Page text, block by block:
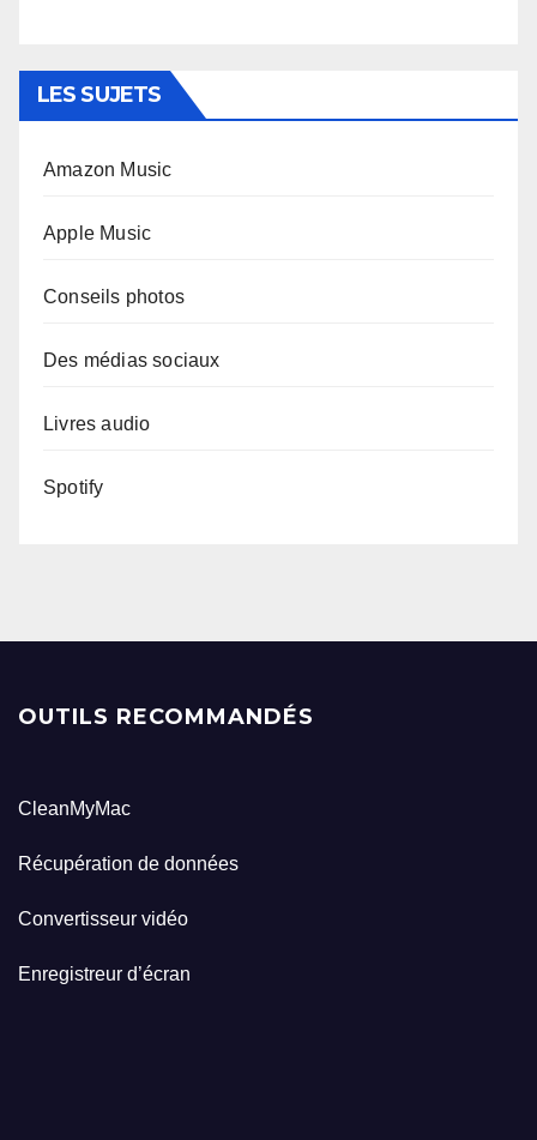
LES SUJETS
Amazon Music
Apple Music
Conseils photos
Des médias sociaux
Livres audio
Spotify
OUTILS RECOMMANDÉS
CleanMyMac
Récupération de données
Convertisseur vidéo
Enregistreur d’écran